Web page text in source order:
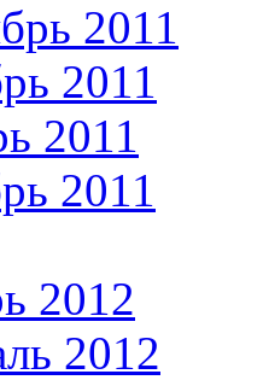
2011
2011
2011
2011
2012
2012